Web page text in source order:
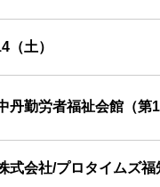
（土）
丹勤労者福祉会館（第
式会社/プロタイムズ福